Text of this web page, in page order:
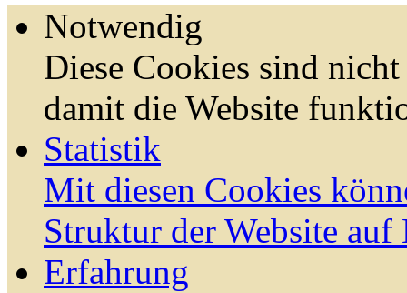
Notwendig
Diese Cookies sind
damit die Website
Statistik
Mit diesen Cookies
Struktur der Website auf
Erfahrung